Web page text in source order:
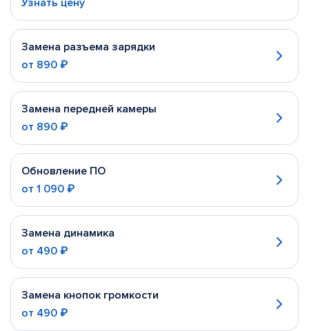
Узнать цену
Замена разъема зарядки
от 890 ₽
Замена передней камеры
от 890 ₽
Обновление ПО
от 1 090 ₽
Замена динамика
от 490 ₽
Замена кнопок громкости
от 490 ₽